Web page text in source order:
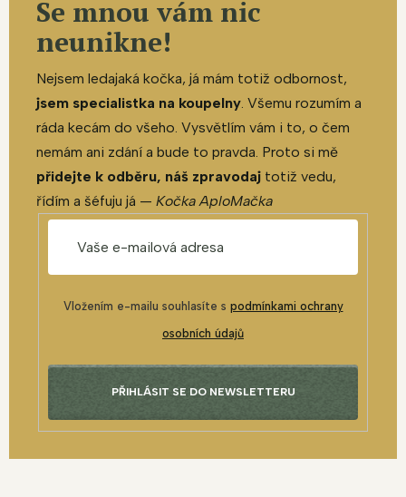
Se mnou vám nic
neunikne!
Nejsem ledajaká kočka, já mám totiž odbornost,
jsem specialistka na koupelny. Všemu rozumím a
ráda kecám do všeho. Vysvětlím vám i to, o čem
nemám ani zdání a bude to pravda. Proto si mě
přidejte k odběru, náš zpravodaj totiž vedu,
řídím a šéfuju já — Kočka AploMačka
Vložením e-mailu souhlasíte s podmínkami ochrany
osobních údajů
PŘIHLÁSIT SE DO NEWSLETTERU